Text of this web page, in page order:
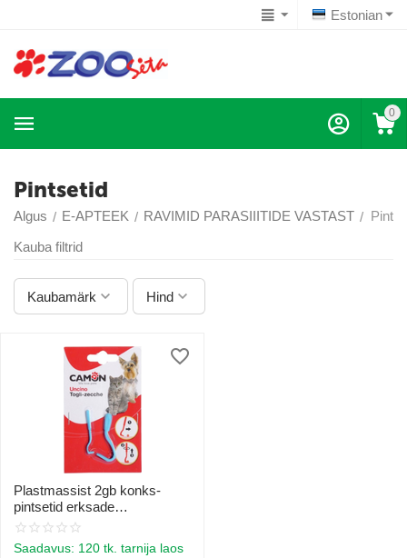
Estonian
0
Pintsetid
Algus / E-APTEEK / RAVIMID PARASIIITIDE VASTAST /
Kauba filtrid
Kaubamärk Hind
Plastmassist 2gb konks-
pintsetid erksade
eemaldamiseks
Saadavus: 120 tk. tarnija laos